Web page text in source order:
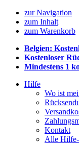
zur Navigation
zum Inhalt
zum Warenkorb
Belgien:
Kostenloser
Mindestens 1
Hilfe
Wo ist
Kontakt
Alle